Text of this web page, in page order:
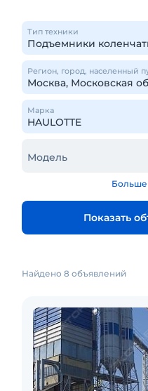
Тип техники
Регион, город, населенный
Марка
Модель
Больше
Показать
Найдено 8 объявлений